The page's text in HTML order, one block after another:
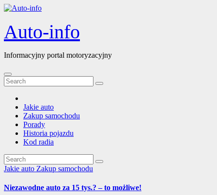
Skip
content
Auto-info
Informacyjny portal motoryzacyjny
Jakie auto
Zakup samochodu
Porady
Historia pojazdu
Kod radia
Jakie auto Zakup samochodu
Niezawodne auto za 15 tys.? – to możliwe!